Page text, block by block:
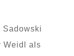
Sadowski
Weidl als